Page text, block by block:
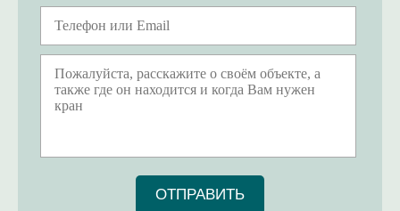
ОТПРАВИТЬ